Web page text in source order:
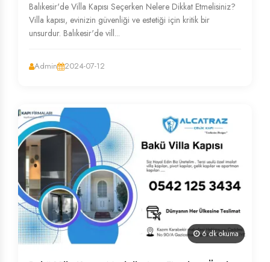
Balıkesir'de Villa Kapısı Seçerken Nelere Dikkat Etmelisiniz?
Villa kapısı, evinizin güvenliği ve estetiği için kritik bir
unsurdur. Balıkesir'de vill...
Admin 2024-07-12
6 dk okuma